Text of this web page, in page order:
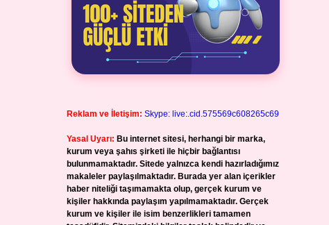
Reklam ve İletişim: Skype: live:.cid.575569c608265c69
Yasal Uyarı: Bu internet sitesi, herhangi bir marka,
kurum veya şahıs şirketi ile hiçbir bağlantısı
bulunmamaktadır. Sitede yalnızca kendi hazırladığımız
makaleler paylaşılmaktadır. Burada yer alan içerikler
haber niteliği taşımamakta olup, gerçek kurum ve
kişiler hakkında paylaşım yapılmamaktadır. Gerçek
kurum ve kişiler ile isim benzerlikleri tamamen